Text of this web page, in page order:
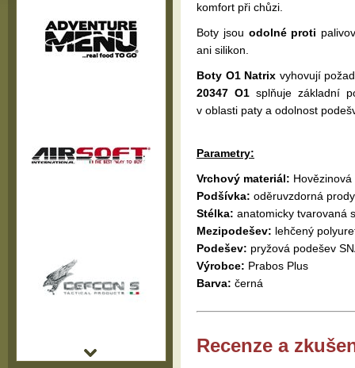
komfort při chůzi.
Boty jsou odolné proti
ani silikon.
Boty O1 Natrix vyhovují
20347 O1 splňuje základní
v oblasti paty a odolnost
Parametry:
Vrchový materiál:
Podšívka: oděruvzdorná
Stélka: anatomicky tvarovaná
Mezipodešev: lehčený
Podešev: pryžová podešev
Výrobce: Prabos Plus
Barva: černá
Recenze a